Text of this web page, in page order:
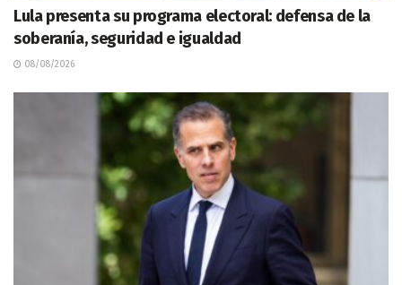
Lula presenta su programa electoral: defensa de la
soberanía, seguridad e igualdad
08/08/2026